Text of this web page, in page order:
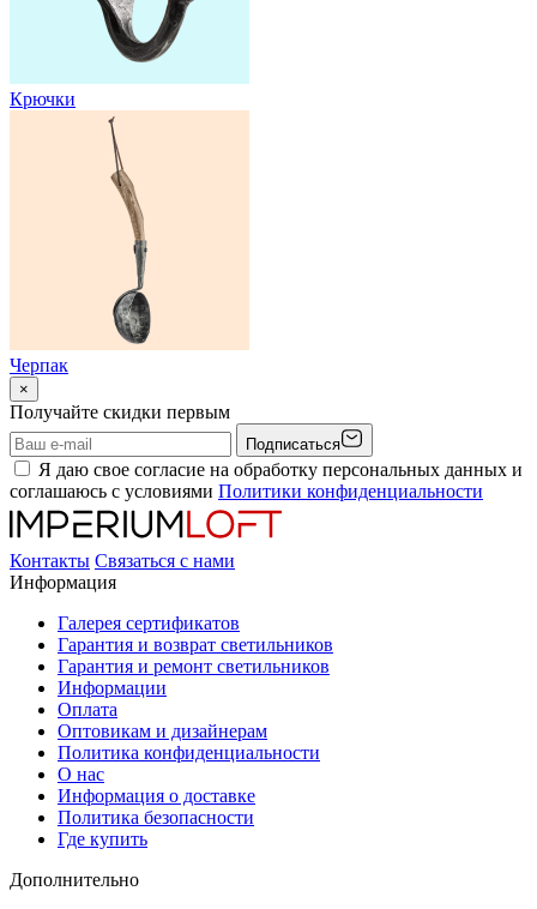
Крючки
Черпак
×
Получайте скидки первым
Подписаться
Я даю свое согласие на обработку персональных данных и
соглашаюсь с условиями Политики конфиденциальности
Контакты Связаться с нами
Информация
Галерея сертификатов
Гарантия и возврат светильников
Гарантия и ремонт светильников
Информации
Оплата
Оптовикам и дизайнерам
Политика конфиденциальности
О нас
Информация о доставке
Политика безопасности
Где купить
Дополнительно